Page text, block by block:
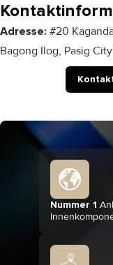
Adresse: #20
Bagong Ilog, Pasig
Nummer 1